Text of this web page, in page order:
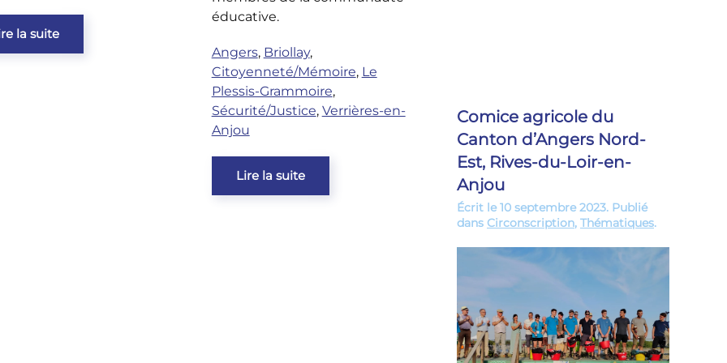
éducative.
Angers, Briollay,
Citoyenneté/Mémoire, Le
Plessis-Grammoire,
Sécurité/Justice, Verrières-en-
Anjou
Lire la suite
la suite
Comice agricole du
Canton d’Angers Nord-
Est, Rives-du-Loir-en-
Anjou
Écrit le10 septembre 2023. Publié
dans Circonscription, Thématiques.